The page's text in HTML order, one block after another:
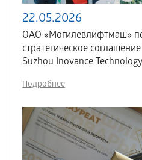
22.05.2026
ОАО «Могилевлифтмаш»
стратегическое
Suzhou Inovance
Подробнее